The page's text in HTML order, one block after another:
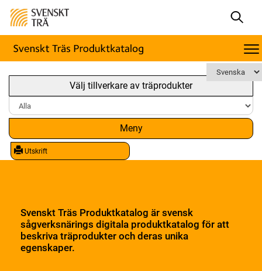
Välj tillverkare av träprodukter
Meny
Utskrift
Svenskt Träs Produktkatalog är svensk
sågverksnärings digitala produktkatalog för att
beskriva träprodukter och deras unika
egenskaper.